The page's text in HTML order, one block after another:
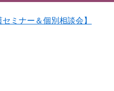
ミナー＆個別相談会】